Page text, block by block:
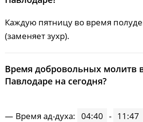
Каждую пятницу во время
(заменяет зухр).
Время добровольных молитв
Павлодаре на сегодня?
Время ад-духа: 04:40 - 11:47